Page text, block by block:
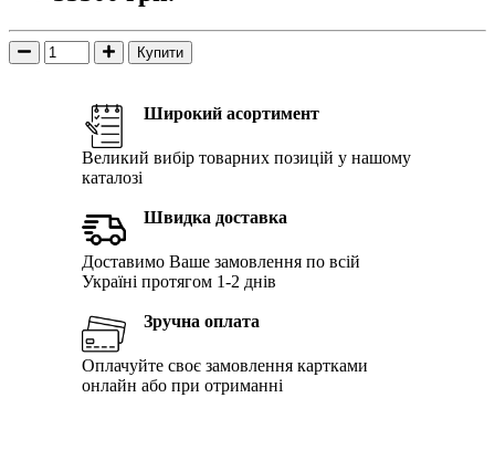
Купити
Широкий асортимент
Великий вибір товарних позицій у нашому
каталозі
Швидка доставка
Доставимо Ваше замовлення по всій
Україні протягом 1-2 днів
Зручна оплата
Оплачуйте своє замовлення картками
онлайн або при отриманні